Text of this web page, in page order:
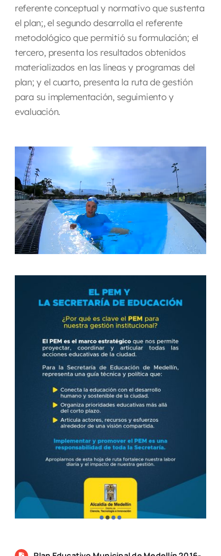
referente conceptual y normativo que sustenta
el plan;, el segundo desarrolla el referente
metodológico que permitió su formulación; el
tercero, presenta los resultados obtenidos
materializados en las líneas y programas del
plan; y el cuarto, presenta la ruta de gestión
para su implementación, seguimiento y
evaluación.